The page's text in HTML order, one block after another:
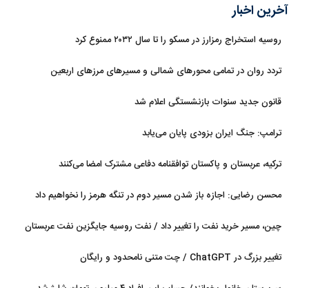
آخرین اخبار
روسیه استخراج رمزارز در مسکو را تا سال ۲۰۳۲ ممنوع کرد
تردد روان در تمامی محورهای شمالی و مسیرهای مرزهای اربعین
قانون جدید سنوات بازنشستگی اعلام شد
ترامپ: جنگ ایران بزودی پایان می‌یابد
ترکیه، عربستان و پاکستان توافقنامه دفاعی مشترک امضا می‌کنند
محسن رضایی: اجازه باز شدن مسیر دوم در تنگه هرمز را نخواهیم داد
چین، مسیر خرید نفت را تغییر داد / نفت روسیه جایگزین نفت عربستان
تغییر بزرگ در ChatGPT / چت متنی نامحدود و رایگان